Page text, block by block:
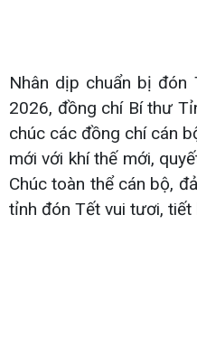
Nhân dịp chuẩn bị đón
2026, đồng chí Bí thư
chúc các đồng chí cán
mới với khí thế mới,
Chúc toàn thể cán bộ,
tỉnh đón Tết vui tươi, tiết